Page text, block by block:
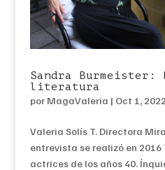
Sandra
literatura
por MagaValeria | Oct 1, 2022
Valeria Solís T. Directora
entrevista se realizó en
actrices de los años 40.